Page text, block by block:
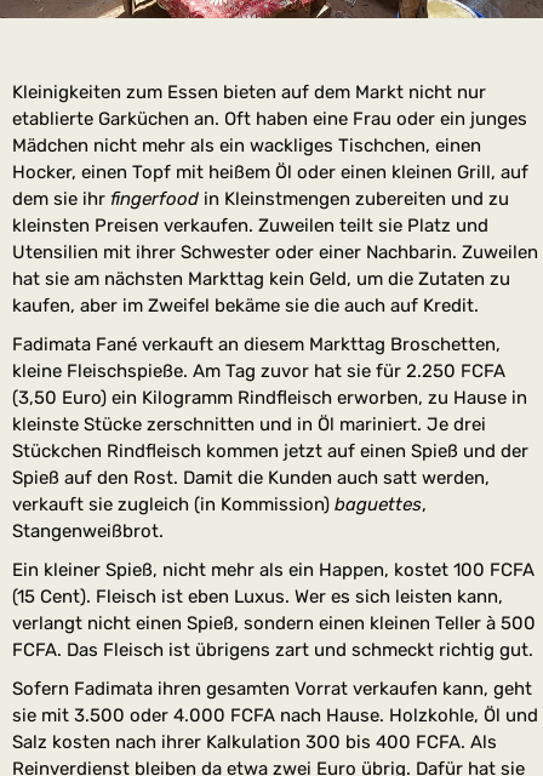
Kleinigkeiten zum Essen bieten auf dem Markt nicht nur
etablierte Garküchen an. Oft haben eine Frau oder ein junges
Mädchen nicht mehr als ein wackliges Tischchen, einen
Hocker, einen Topf mit heißem Öl oder einen kleinen Grill, auf
dem sie ihr fingerfood in Kleinstmengen zubereiten und zu
kleinsten Preisen verkaufen. Zuweilen teilt sie Platz und
Utensilien mit ihrer Schwester oder einer Nachbarin. Zuweilen
hat sie am nächsten Markttag kein Geld, um die Zutaten zu
kaufen, aber im Zweifel bekäme sie die auch auf Kredit.
Fadimata Fané verkauft an diesem Markttag Broschetten,
kleine Fleischspieße. Am Tag zuvor hat sie für 2.250 FCFA
(3,50 Euro) ein Kilogramm Rindfleisch erworben, zu Hause in
kleinste Stücke zerschnitten und in Öl mariniert. Je drei
Stückchen Rindfleisch kommen jetzt auf einen Spieß und der
Spieß auf den Rost. Damit die Kunden auch satt werden,
verkauft sie zugleich (in Kommission) baguettes,
Stangenweißbrot.
Ein kleiner Spieß, nicht mehr als ein Happen, kostet 100 FCFA
(15 Cent). Fleisch ist eben Luxus. Wer es sich leisten kann,
verlangt nicht einen Spieß, sondern einen kleinen Teller à 500
FCFA. Das Fleisch ist übrigens zart und schmeckt richtig gut.
Sofern Fadimata ihren gesamten Vorrat verkaufen kann, geht
sie mit 3.500 oder 4.000 FCFA nach Hause. Holzkohle, Öl und
Salz kosten nach ihrer Kalkulation 300 bis 400 FCFA. Als
Reinverdienst bleiben da etwa zwei Euro übrig. Dafür hat sie